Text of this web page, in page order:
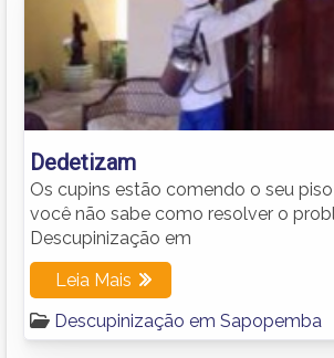
Dedetizam
Os cupins estão comendo o seu
você não sabe como resolver o
Descupinização em
Leia Mais
Descupinização em Sapopemba